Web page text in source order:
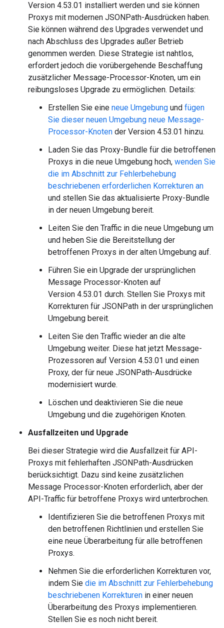
Version 4.53.01 installiert werden und sie können
Proxys mit modernen JSONPath-Ausdrücken haben.
Sie können während des Upgrades verwendet und
nach Abschluss des Upgrades außer Betrieb
genommen werden. Diese Strategie ist nahtlos,
erfordert jedoch die vorübergehende Beschaffung
zusätzlicher Message-Processor-Knoten, um ein
reibungsloses Upgrade zu ermöglichen. Details:
Erstellen Sie eine neue Umgebung und fügen
Sie dieser neuen Umgebung neue Message-
Processor-Knoten der Version 4.53.01 hinzu.
Laden Sie das Proxy-Bundle für die betroffenen
Proxys in die neue Umgebung hoch, wenden Sie
die im Abschnitt zur Fehlerbehebung
beschriebenen erforderlichen Korrekturen an
und stellen Sie das aktualisierte Proxy-Bundle
in der neuen Umgebung bereit.
Leiten Sie den Traffic in die neue Umgebung um
und heben Sie die Bereitstellung der
betroffenen Proxys in der alten Umgebung auf.
Führen Sie ein Upgrade der ursprünglichen
Message Processor-Knoten auf
Version 4.53.01 durch. Stellen Sie Proxys mit
Korrekturen für JSONPath in der ursprünglichen
Umgebung bereit.
Leiten Sie den Traffic wieder an die alte
Umgebung weiter. Diese hat jetzt Message-
Prozessoren auf Version 4.53.01 und einen
Proxy, der für neue JSONPath-Ausdrücke
modernisiert wurde.
Löschen und deaktivieren Sie die neue
Umgebung und die zugehörigen Knoten.
Ausfallzeiten und Upgrade
Bei dieser Strategie wird die Ausfallzeit für API-
Proxys mit fehlerhaften JSONPath-Ausdrücken
berücksichtigt. Dazu sind keine zusätzlichen
Message Processor-Knoten erforderlich, aber der
API-Traffic für betroffene Proxys wird unterbrochen.
Identifizieren Sie die betroffenen Proxys mit
den betroffenen Richtlinien und erstellen Sie
eine neue Überarbeitung für alle betroffenen
Proxys.
Nehmen Sie die erforderlichen Korrekturen vor,
indem Sie die im Abschnitt zur Fehlerbehebung
beschriebenen Korrekturen in einer neuen
Überarbeitung des Proxys implementieren.
Stellen Sie es noch nicht bereit.